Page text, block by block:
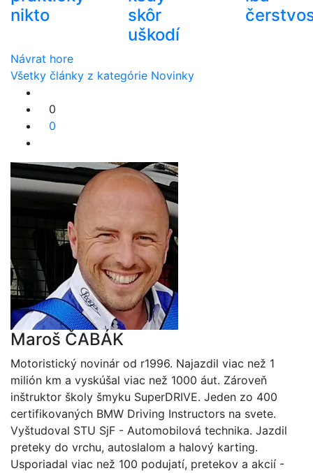
nikto
skôr
uškodí
Návrat hore
Všetky články z kategórie Novinky
0
0
Maroš ČABÁK
Motoristický novinár od r1996. Najazdil viac než 1
milión km a vyskúšal viac než 1000 áut. Zároveň
inštruktor školy šmyku SuperDRIVE. Jeden zo 400
certifikovaných BMW Driving Instructors na svete.
Vyštudoval STU SjF - Automobilová technika. Jazdil
preteky do vrchu, autoslalom a halový karting.
Usporiadal viac než 100 podujatí, pretekov a akcií -